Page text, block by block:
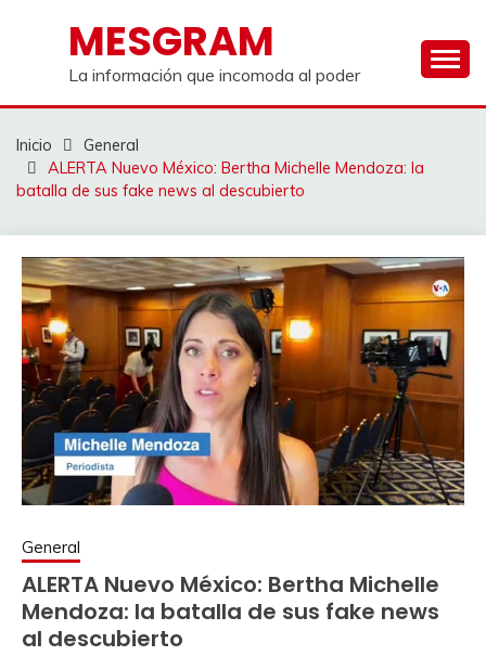
contenidoMESGRAM
La información que incomoda al poder
Inicio
General
ALERTA Nuevo México: Bertha Michelle Mendoza: la
batalla de sus fake news al descubierto
General
ALERTA Nuevo México: Bertha Michelle
Mendoza: la batalla de sus fake news
al descubierto